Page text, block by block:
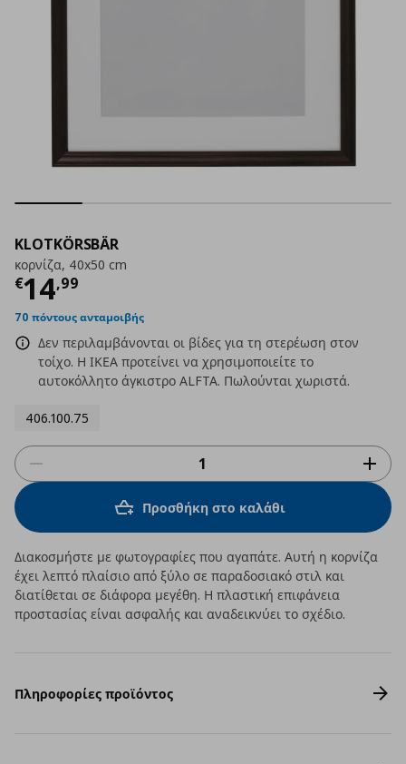
KLOTKÖRSBÄR
κορνίζα, 40x50 cm
€14,99
Τρέχουσα τιμή
70 πόντους ανταμοιβής
Δεν περιλαμβάνονται οι βίδες για τη στερέωση στον
τοίχο. Η ΙΚΕΑ προτείνει να χρησιμοποιείτε το
αυτοκόλλητο άγκιστρο ALFTA. Πωλούνται χωριστά.
406.100.75
Προσθήκη στο καλάθι
Διακοσμήστε με φωτογραφίες που αγαπάτε. Αυτή η κορνίζα
έχει λεπτό πλαίσιο από ξύλο σε παραδοσιακό στιλ και
διατίθεται σε διάφορα μεγέθη. Η πλαστική επιφάνεια
προστασίας είναι ασφαλής και αναδεικνύει το σχέδιο.
Πληροφορίες προϊόντος